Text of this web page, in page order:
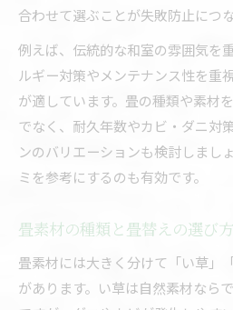
樹脂畳と和紙畳の違い
畳の種類別特徴と畳替
樹脂畳や和紙畳の畳替
おしゃれで長持ちする畳を
畳替えで叶えるおしゃ
畳替え時に選ぶ長持ち
おしゃれと機能性を兼
畳替えで人気のおしゃ
畳の色や質感が人気の理由
畳替えで選ぶ色や質感
合わせて選ぶことが失敗防止につな
例えば、伝統的な和室の雰囲気を
ルギー対策やメンテナンス性を重
が適しています。畳の種類や素材
でなく、耐久年数やカビ・ダニ対
ンのバリエーションも検討しまし
ミを参考にするのも有効です。
畳素材の種類と畳替えの選び
畳素材には大きく分けて「い草」
があります。い草は自然素材なら